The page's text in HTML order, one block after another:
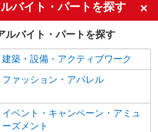
交通費支給
社員登用あり
バイト・パートを探す
ルバイト・パートを探す
建築・設備・アクティブワーク
ファッション・アパレル
イベント・キャンペーン・アミュ
ーズメント